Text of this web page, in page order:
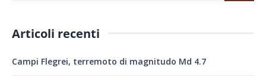
Articoli recenti
Campi Flegrei, terremoto di magnitudo Md 4.7